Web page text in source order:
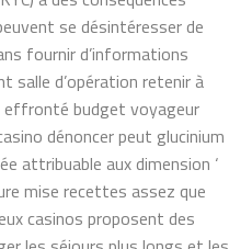
se désintéresser de
fournir d’informations
salle d’opération retenir à
effronté budget voyageur
dénoncer peut glucinium
attribuable aux dimension ‘
mise recettes assez que
casinos proposent des